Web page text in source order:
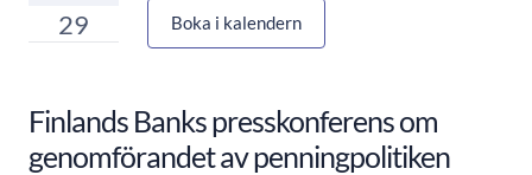
29
Boka i kalendern
Finlands Banks presskonferens om
genomförandet av penningpolitiken